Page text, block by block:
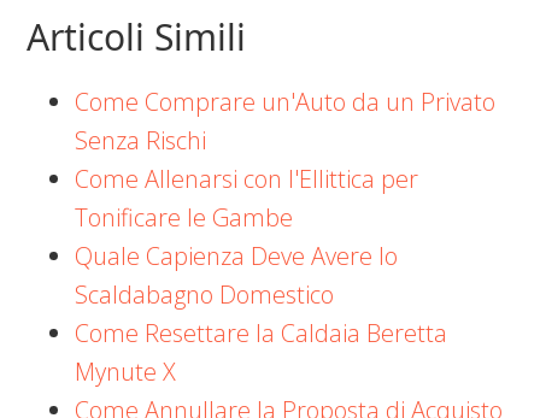
Articoli Simili
Come Comprare un'Auto da un Privato
Senza Rischi
Come Allenarsi con l'Ellittica per
Tonificare le Gambe
Quale Capienza Deve Avere lo
Scaldabagno Domestico
Come Resettare la Caldaia Beretta
Mynute X
Come Annullare la Proposta di Acquisto